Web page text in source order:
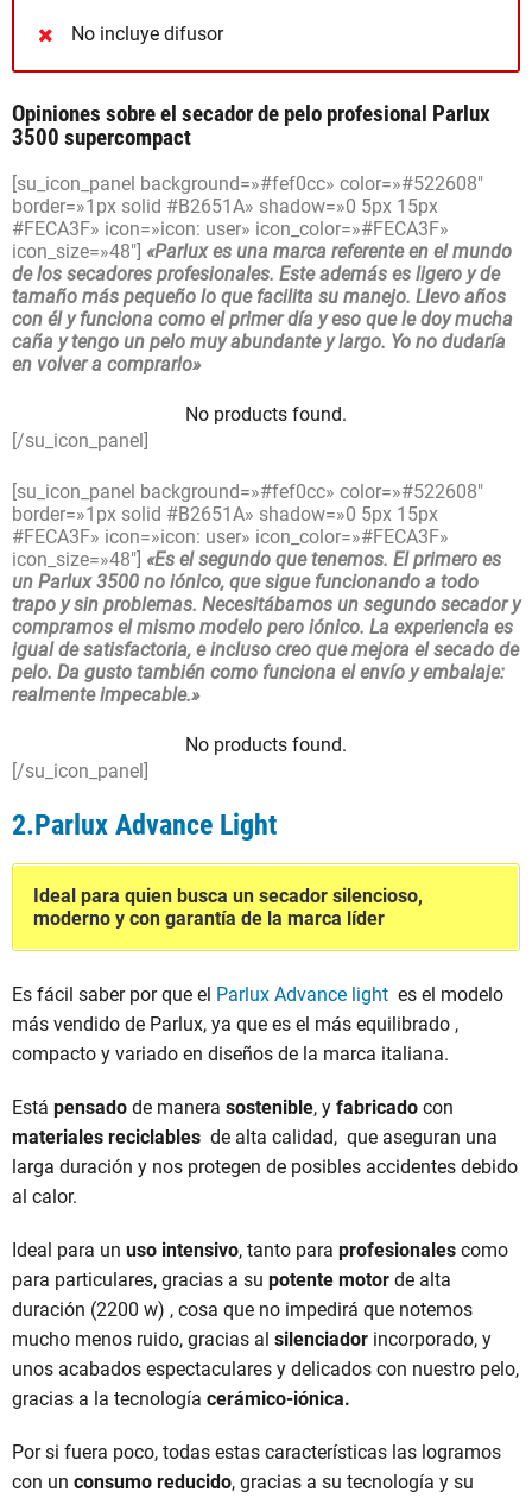
No incluye difusor
Opiniones sobre el secador de pelo profesional Parlux
3500 supercompact
[su_icon_panel background=»#fef0cc» color=»#522608″
border=»1px solid #B2651A» shadow=»0 5px 15px
#FECA3F» icon=»icon: user» icon_color=»#FECA3F»
icon_size=»48″] «Parlux es una marca referente en el mundo
de los secadores profesionales. Este además es ligero y de
tamaño más pequeño lo que facilita su manejo. Llevo años
con él y funciona como el primer día y eso que le doy mucha
caña y tengo un pelo muy abundante y largo. Yo no dudaría
en volver a comprarlo»
No products found.
[/su_icon_panel]
[su_icon_panel background=»#fef0cc» color=»#522608″
border=»1px solid #B2651A» shadow=»0 5px 15px
#FECA3F» icon=»icon: user» icon_color=»#FECA3F»
icon_size=»48″] «Es el segundo que tenemos. El primero es
un Parlux 3500 no iónico, que sigue funcionando a todo
trapo y sin problemas. Necesitábamos un segundo secador y
compramos el mismo modelo pero iónico. La experiencia es
igual de satisfactoria, e incluso creo que mejora el secado de
pelo. Da gusto también como funciona el envío y embalaje:
realmente impecable.»
No products found.
[/su_icon_panel]
2.Parlux Advance Light
Ideal para quien busca un secador silencioso,
moderno y con garantía de la marca líder
Es fácil saber por que el Parlux Advance light es el modelo
más vendido de Parlux, ya que es el más equilibrado ,
compacto y variado en diseños de la marca italiana.
Está pensado de manera sostenible, y fabricado con
materiales reciclables de alta calidad, que aseguran una
larga duración y nos protegen de posibles accidentes debido
al calor.
Ideal para un uso intensivo, tanto para profesionales como
para particulares, gracias a su potente motor de alta
duración (2200 w) , cosa que no impedirá que notemos
mucho menos ruido, gracias al silenciador incorporado, y
unos acabados espectaculares y delicados con nuestro pelo,
gracias a la tecnología cerámico-iónica.
Por si fuera poco, todas estas características las logramos
con un consumo reducido, gracias a su tecnología y su